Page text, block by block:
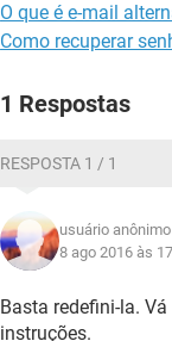
O que é e-mail
Como recuperar
1 Respostas
RESPOSTA 1 / 1
usuário anônimo
8 ago 2016 às
Basta redefini-la.
instruções.